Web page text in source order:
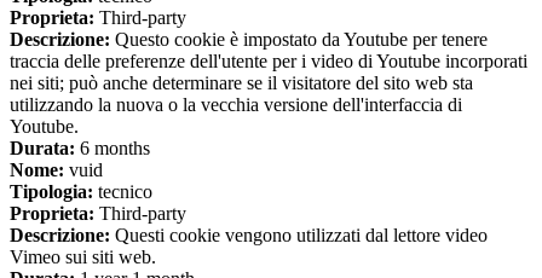
Proprieta: Third-party
Descrizione: Questo cookie è impostato da Youtube per tenere
traccia delle preferenze dell'utente per i video di Youtube incorporati
nei siti; può anche determinare se il visitatore del sito web sta
utilizzando la nuova o la vecchia versione dell'interfaccia di
Youtube.
Durata: 6 months
Nome: vuid
Tipologia: tecnico
Proprieta: Third-party
Descrizione: Questi cookie vengono utilizzati dal lettore video
Vimeo sui siti web.